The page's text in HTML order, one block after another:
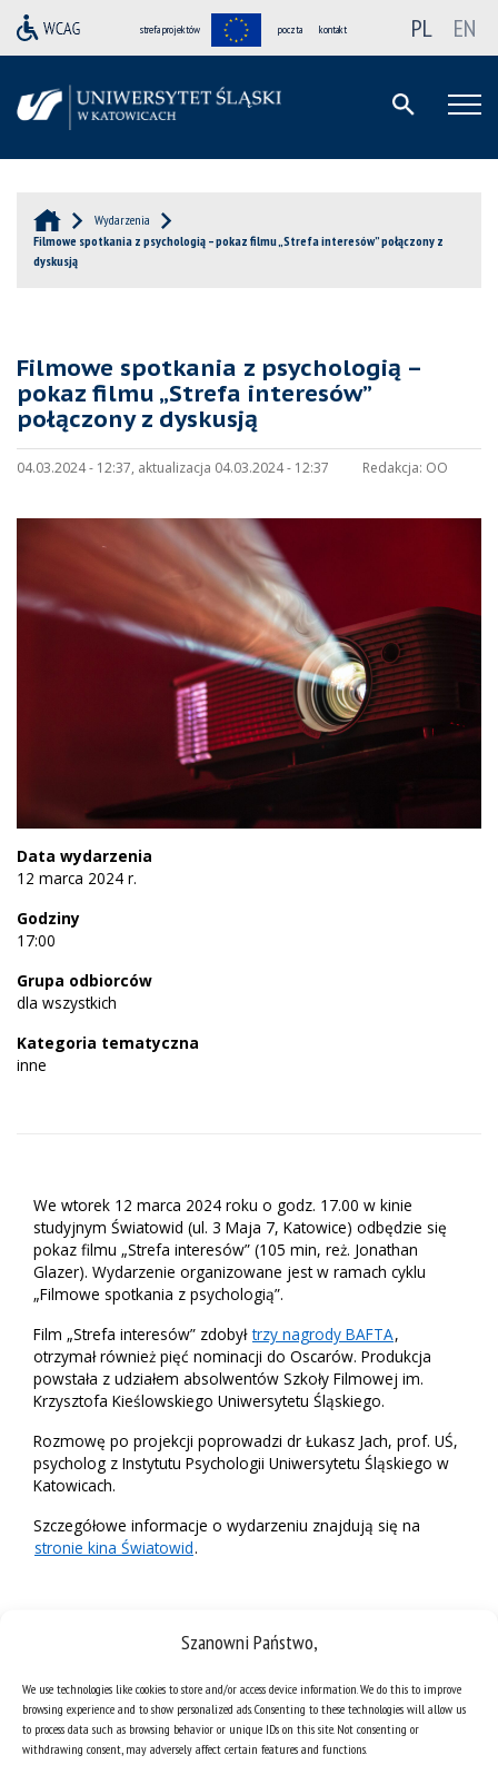
Szanowni Państwo,
We use technologies like cookies to store and/or access device information. We do this to improve
browsing experience and to show personalized ads. Consenting to these technologies will allow us
to process data such as browsing behavior or unique IDs on this site. Not consenting or
withdrawing consent, may adversely affect certain features and functions.
strefa projektów poczta kontakt PL EN
Wydarzenia
Filmowe spotkania z psychologią – pokaz filmu „Strefa interesów” połączony z
dyskusją
Filmowe spotkania z psychologią –
pokaz filmu „Strefa interesów”
połączony z dyskusją
04.03.2024 - 12:37, aktualizacja 04.03.2024 - 12:37 Redakcja: OO
Data wydarzenia
12 marca 2024 r.
Godziny
17:00
Grupa odbiorców
dla wszystkich
Kategoria tematyczna
inne
We wtorek 12 marca 2024 roku o godz. 17.00 w kinie
studyjnym Światowid (ul. 3 Maja 7, Katowice) odbędzie się
pokaz filmu „Strefa interesów” (105 min, reż. Jonathan
Glazer). Wydarzenie organizowane jest w ramach cyklu
„Filmowe spotkania z psychologią”.
Film „Strefa interesów” zdobył trzy nagrody BAFTA,
otrzymał również pięć nominacji do Oscarów. Produkcja
powstała z udziałem absolwentów Szkoły Filmowej im.
Krzysztofa Kieślowskiego Uniwersytetu Śląskiego.
Rozmowę po projekcji poprowadzi dr Łukasz Jach, prof. UŚ,
psycholog z Instytutu Psychologii Uniwersytetu Śląskiego w
Katowicach.
Szczegółowe informacje o wydarzeniu znajdują się na
stronie kina Światowid.